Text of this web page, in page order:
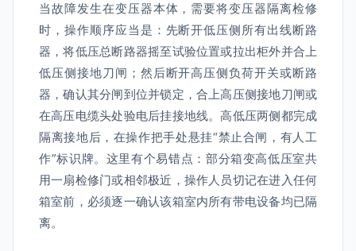
当故障发生在变压器本体，需要将变压器隔离检修
时，操作顺序应当是：先断开低压侧所有出线断路
器，将低压总断路器摇至试验位置或拉出柜外并合上
低压侧接地刀闸；然后断开高压侧负荷开关或断路
器，确认其分闸到位并锁定，合上高压侧接地刀闸或
在高压电缆头处验电后挂接地线。高低压两侧都完成
隔离接地后，在操作把手处悬挂“禁止合闸，有人工
作”标识牌。这里有个易错点：部分箱变高低压室共
用一扇检修门或相邻极近，操作人员切记在进入任何
箱室前，必须逐一确认该箱室内所有带电设备均已隔
离。